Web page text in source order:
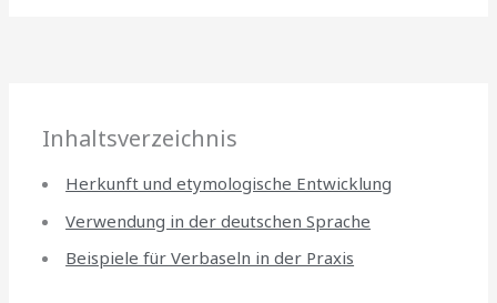
Inhaltsverzeichnis
Herkunft und etymologische Entwicklung
Verwendung in der deutschen Sprache
Beispiele für Verbaseln in der Praxis